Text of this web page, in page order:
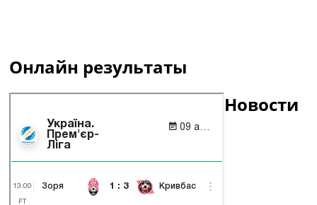
Онлайн результаты
Новости